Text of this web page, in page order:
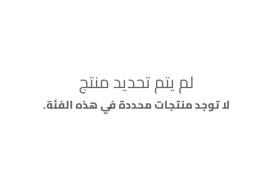
لم يتم تحديد منتج
لا توجد منتجات محددة في هذه الفئة.